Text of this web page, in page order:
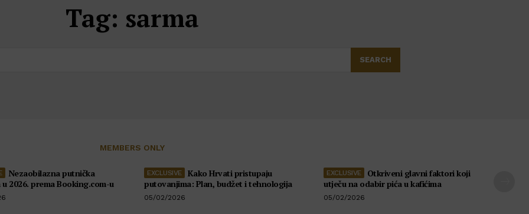
Tag: sarma
SEARCH
MEMBERS ONLY
Nezaobilazna putnička
2026. prema Booking.com-u
Kako Hrvati pristupaju
putovanjima: Plan, budžet i tehnologija
05/02/2026
Otkriveni glavni faktori koji
utječu na odabir pića u kafićima
05/02/2026